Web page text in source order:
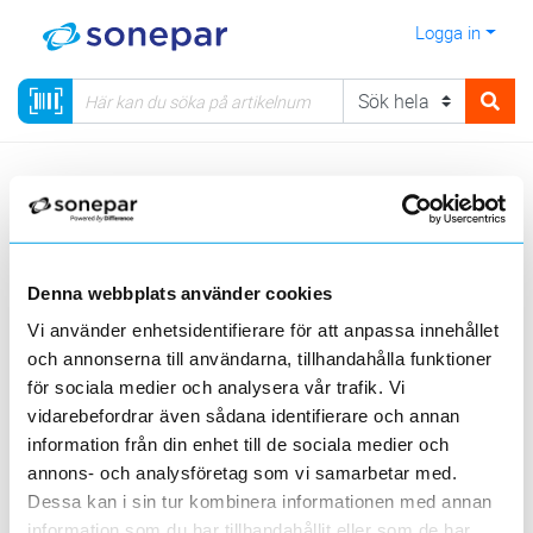
Denna webbplats använder cookies
Vi använder enhetsidentifierare för att anpassa innehållet
och annonserna till användarna, tillhandahålla funktioner
för sociala medier och analysera vår trafik. Vi
vidarebefordrar även sådana identifierare och annan
information från din enhet till de sociala medier och
annons- och analysföretag som vi samarbetar med.
Dessa kan i sin tur kombinera informationen med annan
Logga in
Sida < 1 > Per sida 20 50 100 200
MILLETEKNIK
Filter Lagerförda Alla 2 st